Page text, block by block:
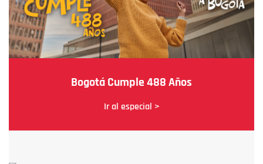
Bogotá Cumple 488 Años
Ir al especial >